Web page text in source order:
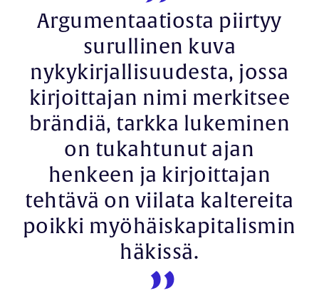
Argumentaatiosta piirtyy
surullinen kuva
nykykirjallisuudesta, jossa
kirjoittajan nimi merkitsee
brändiä, tarkka lukeminen
on tukahtunut ajan
henkeen ja kirjoittajan
tehtävä on viilata kaltereita
poikki myöhäiskapitalismin
häkissä.